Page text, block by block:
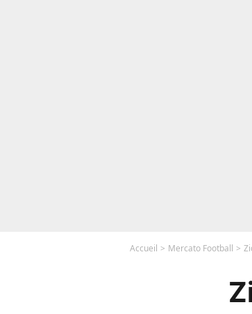
Accueil Mercato Football